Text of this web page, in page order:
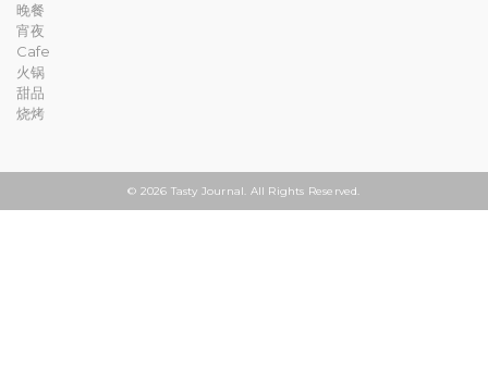
晚餐
宵夜
Cafe
火锅
甜品
烧烤
© 2026 Tasty Journal. All Rights Reserved.